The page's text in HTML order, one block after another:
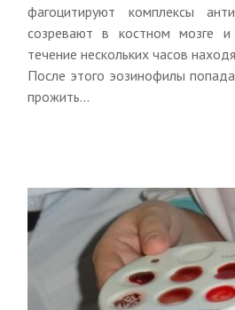
фагоцитируют комплексы
созревают в костном мозге и
течение нескольких часов
После этого эозинофилы
прожить...